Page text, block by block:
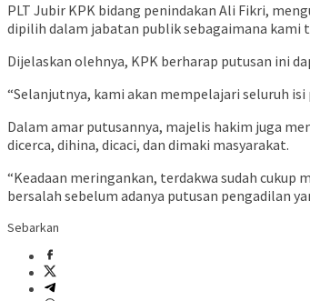
PLT Jubir KPK bidang penindakan Ali Fikri,
dipilih dalam jabatan publik sebagaimana kami
Dijelaskan olehnya, KPK berharap putusan ini
“Selanjutnya, kami akan mempelajari seluruh
Dalam amar putusannya, majelis hakim juga
dicerca, dihina, dicaci, dan dimaki masyarakat.
“Keadaan meringankan, terdakwa sudah
bersalah sebelum adanya putusan pengadilan
Sebarkan